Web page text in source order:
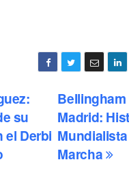
Bellingham
Madrid:
Marcha
su
el Derbi